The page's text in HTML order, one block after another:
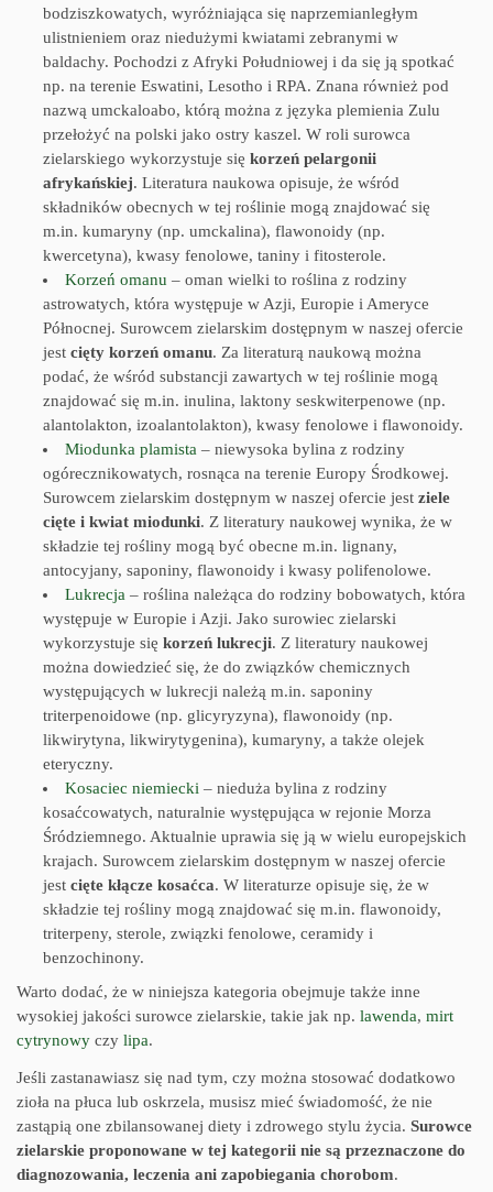
bodziszkowatych, wyróżniająca się naprzemianległym
ulistnieniem oraz niedużymi kwiatami zebranymi w
baldachy. Pochodzi z Afryki Południowej i da się ją spotkać
np. na terenie Eswatini, Lesotho i RPA. Znana również pod
nazwą umckaloabo, którą można z języka plemienia Zulu
przełożyć na polski jako ostry kaszel. W roli surowca
zielarskiego wykorzystuje się korzeń pelargonii
afrykańskiej. Literatura naukowa opisuje, że wśród
składników obecnych w tej roślinie mogą znajdować się
m.in. kumaryny (np. umckalina), flawonoidy (np.
kwercetyna), kwasy fenolowe, taniny i fitosterole.
Korzeń omanu – oman wielki to roślina z rodziny
astrowatych, która występuje w Azji, Europie i Ameryce
Północnej. Surowcem zielarskim dostępnym w naszej ofercie
jest cięty korzeń omanu. Za literaturą naukową można
podać, że wśród substancji zawartych w tej roślinie mogą
znajdować się m.in. inulina, laktony seskwiterpenowe (np.
alantolakton, izoalantolakton), kwasy fenolowe i flawonoidy.
Miodunka plamista – niewysoka bylina z rodziny
ogórecznikowatych, rosnąca na terenie Europy Środkowej.
Surowcem zielarskim dostępnym w naszej ofercie jest ziele
cięte i kwiat miodunki. Z literatury naukowej wynika, że w
składzie tej rośliny mogą być obecne m.in. lignany,
antocyjany, saponiny, flawonoidy i kwasy polifenolowe.
Lukrecja – roślina należąca do rodziny bobowatych, która
występuje w Europie i Azji. Jako surowiec zielarski
wykorzystuje się korzeń lukrecji. Z literatury naukowej
można dowiedzieć się, że do związków chemicznych
występujących w lukrecji należą m.in. saponiny
triterpenoidowe (np. glicyryzyna), flawonoidy (np.
likwirytyna, likwirytygenina), kumaryny, a także olejek
eteryczny.
Kosaciec niemiecki – nieduża bylina z rodziny
kosaćcowatych, naturalnie występująca w rejonie Morza
Śródziemnego. Aktualnie uprawia się ją w wielu europejskich
krajach. Surowcem zielarskim dostępnym w naszej ofercie
jest cięte kłącze kosaćca. W literaturze opisuje się, że w
składzie tej rośliny mogą znajdować się m.in. flawonoidy,
triterpeny, sterole, związki fenolowe, ceramidy i
benzochinony.
Warto dodać, że w niniejsza kategoria obejmuje także inne
wysokiej jakości surowce zielarskie, takie jak np. lawenda, mirt
cytrynowy czy lipa.
Jeśli zastanawiasz się nad tym, czy można stosować dodatkowo
zioła na płuca lub oskrzela, musisz mieć świadomość, że nie
zastąpią one zbilansowanej diety i zdrowego stylu życia. Surowce
zielarskie proponowane w tej kategorii nie są przeznaczone do
diagnozowania, leczenia ani zapobiegania chorobom.